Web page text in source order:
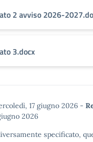
2 avviso 2026-
3.docx
17 giugno 2026 -
2026
specificato,